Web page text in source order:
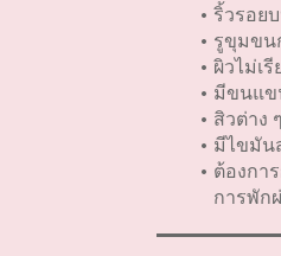
ริ้วรอย
รูขุมขน
ผิวไม่เ
มีขนแข
สิวต่าง
มีไขมัน
ต้องกา
การพัก